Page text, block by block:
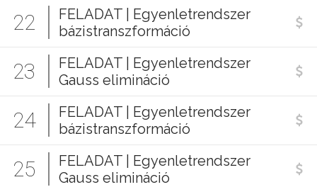
22
FELADAT | Egyenletrendszer
bázistranszformáció
23
FELADAT | Egyenletrendszer
Gauss elimináció
24
FELADAT | Egyenletrendszer
bázistranszformáció
25
FELADAT | Egyenletrendszer
Gauss elimináció